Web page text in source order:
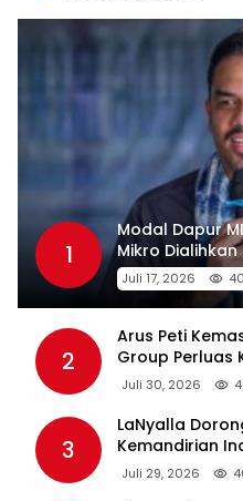
1
Modal Dapur
Mikro
Juli 17, 2026
2
Arus Peti
Group Perluas
Juli 30, 2026
3
LaNyalla
Kemandirian
Lewat PT PAL
Juli 29, 2026